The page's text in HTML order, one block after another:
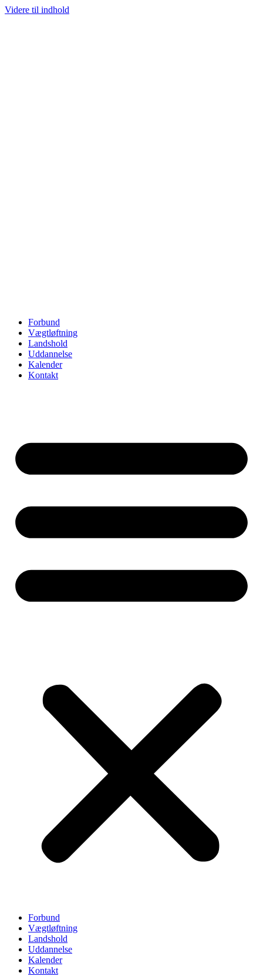
Videre til indhold
Forbund
Vægtløftning
Landshold
Uddannelse
Kalender
Kontakt
Forbund
Vægtløftning
Landshold
Uddannelse
Kalender
Kontakt